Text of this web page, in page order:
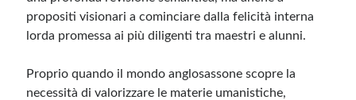
Accedi
propositi visionari a cominciare dalla felicità interna
lorda promessa ai più diligenti tra maestri e alunni.
Proprio quando il mondo anglosassone scopre la
necessità di valorizzare le materie umanistiche,